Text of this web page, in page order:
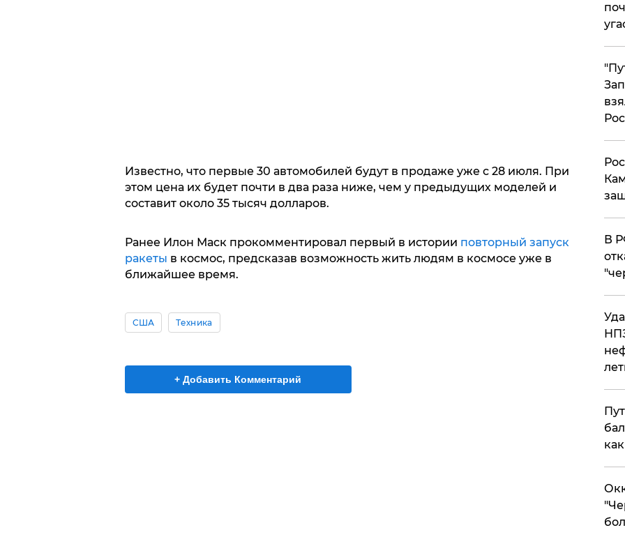
Известно, что первые 30 автомобилей будут в продаже уже с 28 июля. При
этом цена их будет почти в два раза ниже, чем у предыдущих моделей и
составит около 35 тысяч долларов.
Ранее Илон Маск прокомментировал первый в истории повторный запуск
ракеты в космос, предсказав возможность жить людям в космосе уже в
ближайшее время.
США Техника
+ Добавить Комментарий
​В